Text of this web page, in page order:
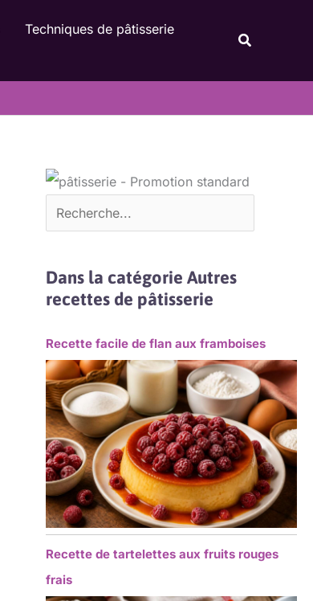
Techniques de pâtisserie
Dans la catégorie Autres
recettes de pâtisserie
Recette facile de flan aux framboises
Recette de tartelettes aux fruits rouges
frais